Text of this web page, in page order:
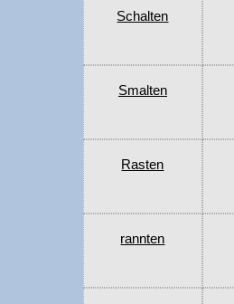
Schalten
Smalten
Rasten
rannten